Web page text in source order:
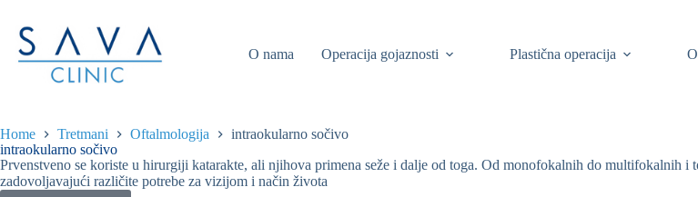
O nama Operacija gojaznosti Plastična operacija
Home Tretmani Oftalmologija
intraokularno sočivo
intraokularno sočivo
Prvenstveno se koriste u hirurgiji katarakte, ali njihova primena seže i dalje od toga. Od monofokalnih do multifokalnih
zadovoljavajući različite potrebe za vizijom i način života